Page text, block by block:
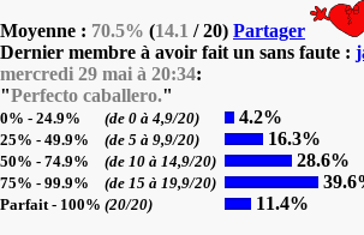
Moyenne : 70.5% (14.1 / 20) Partager
Dernier membre à avoir fait un sans faute :
mercredi 29 mai à 20:34:
"Perfecto caballero."
0% - 24.9% (de 0 à 4,9/20) 4.2%
25% - 49.9% (de 5 à 9,9/20) 16.3%
50% - 74.9% (de 10 à 14,9/20) 28.6%
75% - 99.9% (de 15 à 19,9/20)
Parfait - 100% (20/20) 11.4%